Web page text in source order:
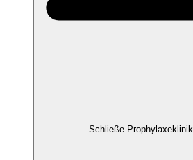
Schließe Prophylaxeklinik